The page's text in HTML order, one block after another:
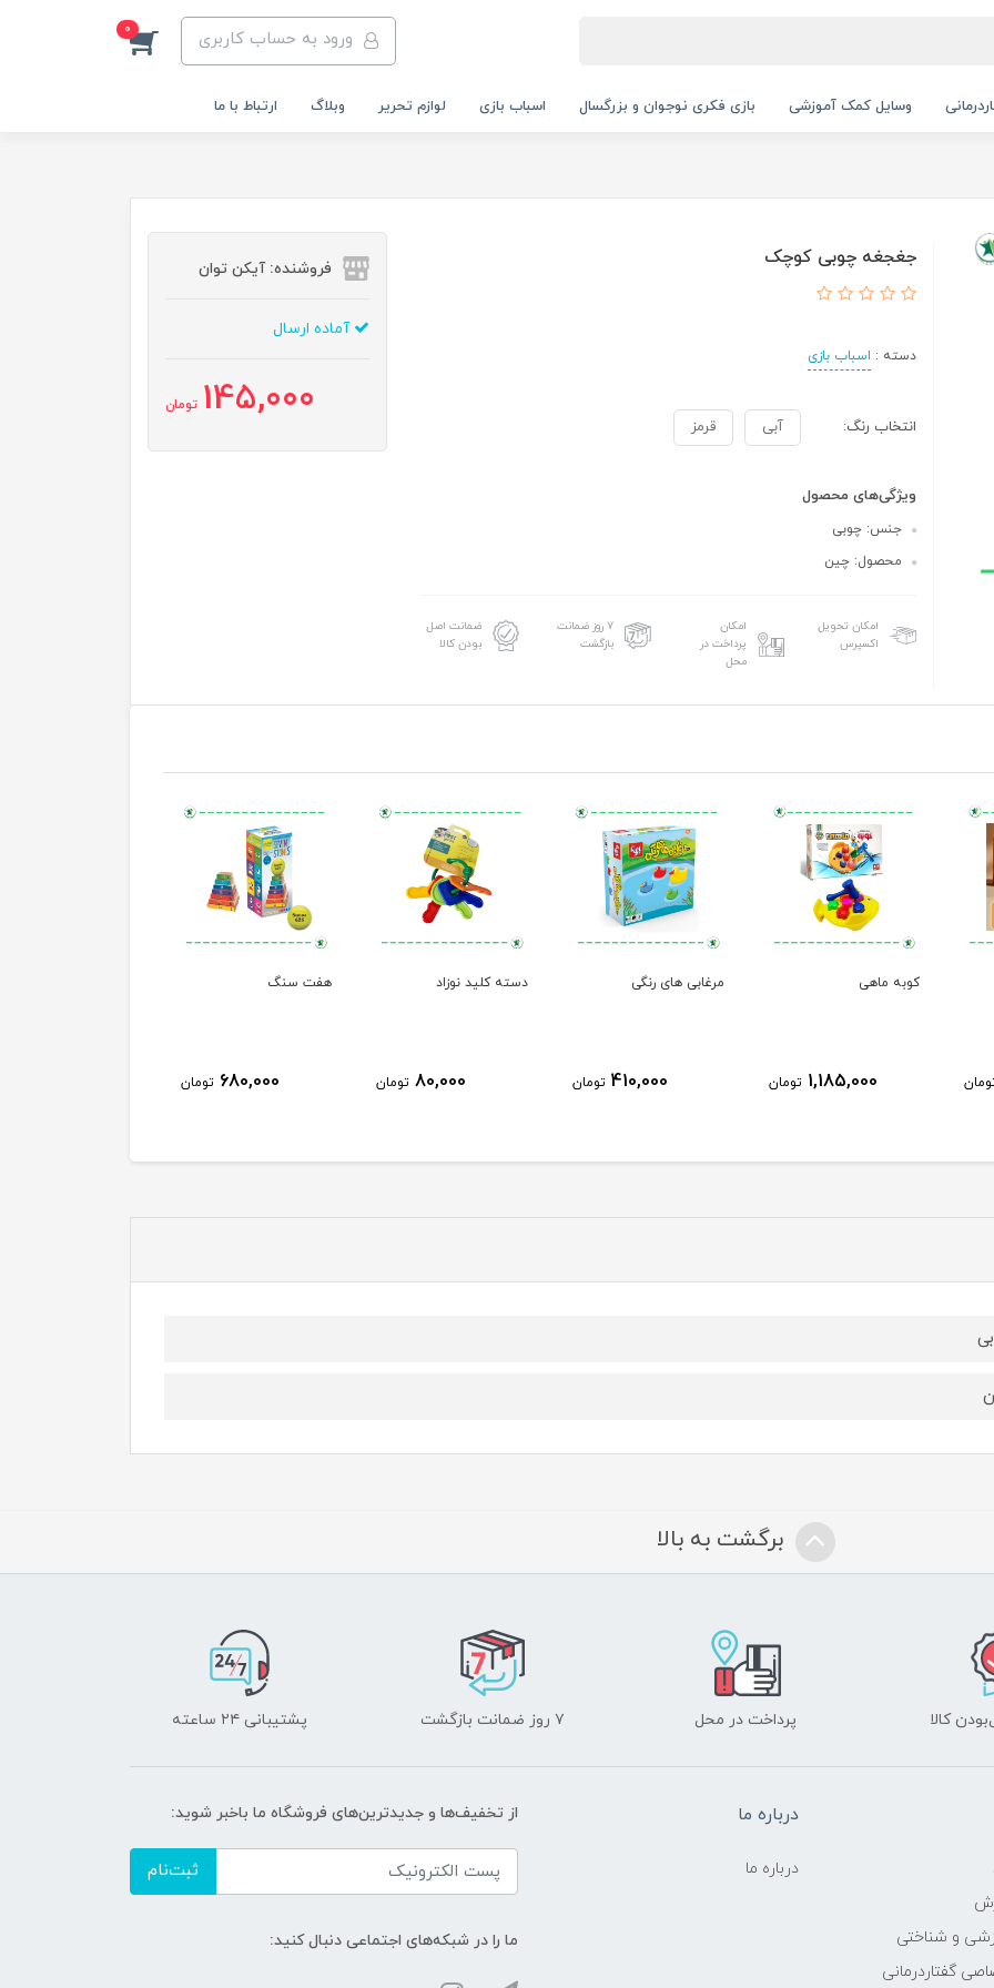
ورود به حساب کاربری 0
وسایل کمک آموزشی بازی فکری نوجوان و بزرگسال اسباب بازی لوازم تحریر وبلاگ ارتباط با ما
جغجغه چوبی کوچک
دسته : اسباب بازی
انتخاب رنگ: آبی قرمز
ویژگی‌های محصول
جنس: چوبی
محصول: چین
امکان تحویل
اکسپرس
امکان
پرداخت در
محل
۷ روز ضمانت
بازگشت
ضمانت اصل
بودن کالا
فروشنده: آیکن توان
آماده ارسال
145,000 تومان
کوبه ماهی
1,185,000 تومان
مرغابی های رنگی
410,000 تومان
دسته کلید نوزاد
80,000 تومان
هفت سنگ
680,000 تومان
برگشت به بالا
کالا پرداخت در محل ۷ روز ضمانت بازگشت پشتیبانی ۲۴ ساعته
و شناختی
گفتاردرمانی
درباره ما
درباره ما
از تخفیف‌ها و جدیدترین‌های فروشگاه ما باخبر شوید:
ثبت‌نام
ما را در شبکه‌های اجتماعی دنبال کنید: